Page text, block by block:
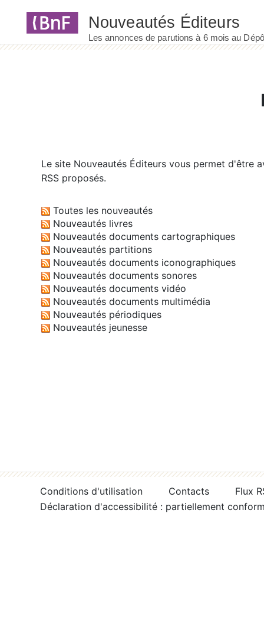
Le site Nouveautés Éditeurs vous permet d'être
RSS proposés.
Toutes les nouveautés
Nouveautés livres
Nouveautés documents cartographiques
Nouveautés partitions
Nouveautés documents iconographiques
Nouveautés documents sonores
Nouveautés documents vidéo
Nouveautés documents multimédia
Nouveautés périodiques
Nouveautés jeunesse
Conditions d'utilisation Contacts
Flux
Déclaration d'accessibilité : partiellement